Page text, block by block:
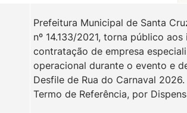
Prefeitura Municipal de Santa
nº 14.133/2021, torna público
contratação de empresa
operacional durante o evento e
Desfile de Rua do Carnaval
Termo de Referência, por